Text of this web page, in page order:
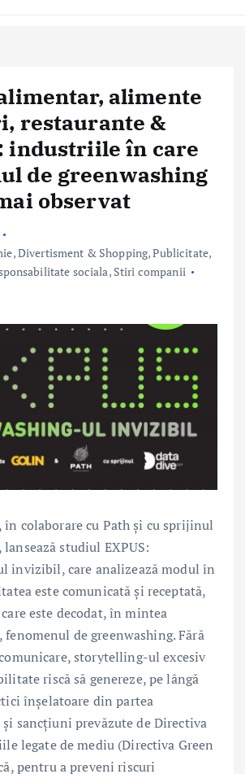
alimente
restaurante &
industriile în care
de greenwashing
observat
,Divertisment & Shopping,Publicitate,
sociala, Stiri companii
în colaborare cu Path și cu sprijinul
lansează studiul EXPUS:
invizibil, care analizează modul în
este comunicată și receptată,
este decodat, în mintea
de greenwashing. Fără
storytelling-ul excesiv
riscă să genereze, pe lângă
înșelatoare din partea
sancțiuni prevăzute de Directiva
legate de mediu (Directiva Green
pentru a preveni riscuri